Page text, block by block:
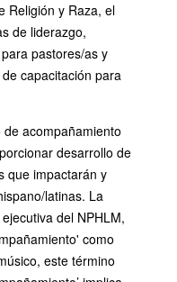
Religión y Raza, el
de liderazgo,
pastores/as y
capacitación para
acompañamiento
desarrollo de
que impactarán y
latinas. La
del NPHLM,
como
este término